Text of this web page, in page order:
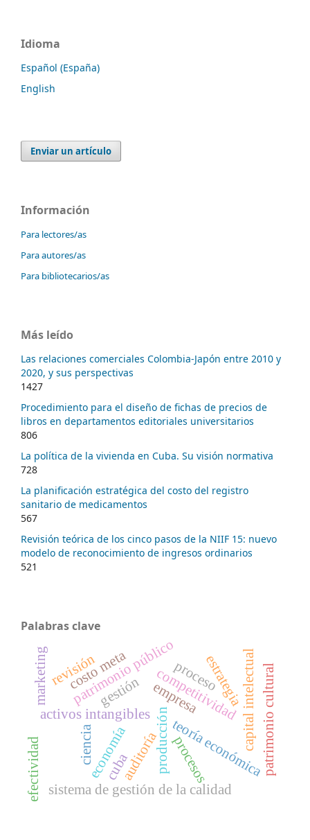
Idioma
Español (España)
English
Enviar un artículo
Información
Para lectores/as
Para autores/as
Para bibliotecarios/as
Más leído
Las relaciones comerciales Colombia-Japón entre 2010 y
2020, y sus perspectivas
1427
Procedimiento para el diseño de fichas de precios de
libros en departamentos editoriales universitarios
806
La política de la vivienda en Cuba. Su visión normativa
728
La planificación estratégica del costo del registro
sanitario de medicamentos
567
Revisión teórica de los cinco pasos de la NIIF 15: nuevo
modelo de reconocimiento de ingresos ordinarios
521
Palabras clave
economía producciónteoría económica
auditoría
empresa
procesos
activos intangibles capital intelectual
competitividad
sistema de gestión de la calidad
patrimonio cultural
patrimonio público
ciencia
costo meta estrategia
gestión
revisión
marketing
efectividad cuba
proceso